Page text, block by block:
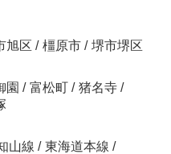
旭区 / 橿原市 / 堺市堺区
園 / 富松町 / 猪名寺 /
山線 / 東海道本線 /